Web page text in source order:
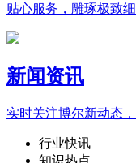
贴心服务，雕琢极致
新闻资讯
实时关注博尔新动态
行业快讯
知识热点